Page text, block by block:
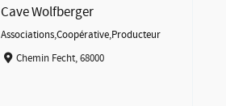
Cave Wolfberger
Associations,Coopérative,Producteur
Chemin Fecht, 68000